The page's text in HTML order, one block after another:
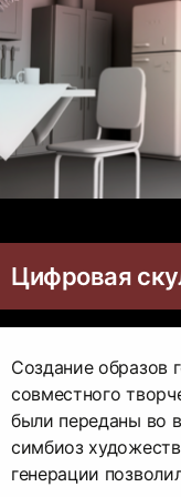
Цифровая
Создание образов
совместного
были переданы во
симбиоз
генерации